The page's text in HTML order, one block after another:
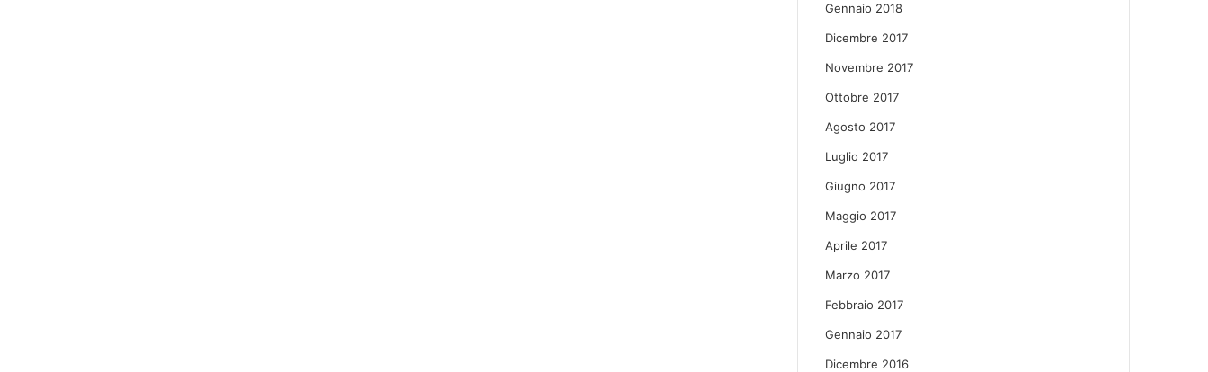
Gennaio 2018
Dicembre 2017
Novembre 2017
Ottobre 2017
Agosto 2017
Luglio 2017
Giugno 2017
Maggio 2017
Aprile 2017
Marzo 2017
Febbraio 2017
Gennaio 2017
Dicembre 2016